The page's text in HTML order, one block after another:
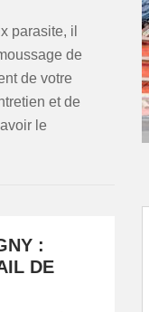
parasite, il
de
de votre
et de
le
:
DE